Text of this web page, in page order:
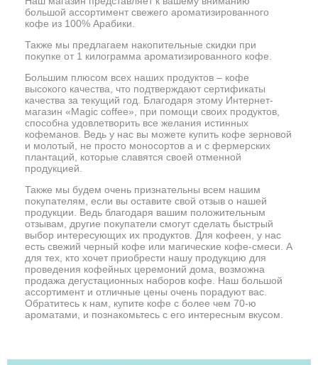
большой ассортимент свежего ароматизированного
кофе из 100% Арабики.
Также мы предлагаем накопительные скидки при
покупке от 1 килограмма ароматизированного кофе.
Большим плюсом всех наших продуктов – кофе
высокого качества, что подтверждают сертификаты
качества за текущий год. Благодаря этому Интернет-
магазин «Magic coffee», при помощи своих продуктов,
способна удовлетворить все желания истинных
кофеманов. Ведь у нас вы можете купить кофе зерновой
и молотый, не просто моносортов а и с фермерских
плантаций, которые славятся своей отменной
продукцией.
Также мы будем очень признательны всем нашим
покупателям, если вы оставите свой отзыв о нашей
продукции. Ведь благодаря вашим положительным
отзывам, другие покупатели смогут сделать быстрый
выбор интересующих их продуктов. Для кофеен, у нас
есть свежий черный кофе или магические кофе-смеси. А
для тех, кто хочет приобрести нашу продукцию для
проведения кофейных церемоний дома, возможна
продажа дегустационных наборов кофе. Наш большой
ассортимент и отличные цены очень порадуют вас.
Обратитесь к нам, купите кофе с более чем 70-ю
ароматами, и познакомьтесь с его интересным вкусом.